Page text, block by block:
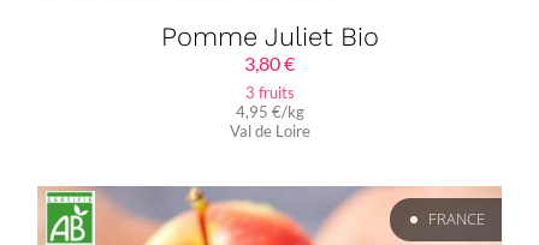
Pomme Juliet Bio
3,80€
3 fruits
4,95 €/kg
Val de Loire
FRANCE